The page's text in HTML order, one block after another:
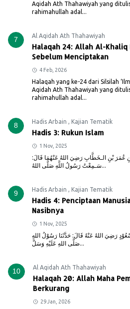
Aqidah Ath Thahawiyah yang
rahimahullah adal...
7 Al Aqidah Ath Thahawiyah
Halaqah 24: Allah Al-
Sebelum Menciptakan
4 Feb, 2026
Halaqah yang ke-24 dari Silsilah
Aqidah Ath Thahawiyah yang
rahimahullah adal...
8 Hadis Arbain , Kajian Tematik
Hadis 3: Rukun Islam
1 Nov, 2025
عُمَرَ بْنِ الـخَطَّابِ رَضِيَ اللهُ عَنْهُمَا قَالَ:
سَـمِعْتُ رَسُولُ اللَّهِ صَلَّى اللهُ...
9 Hadis Arbain , Kajian Tematik
Hadis 4: Penciptaan
Nasibnya
1 Nov, 2025
رَضِيَ اللهُ عَنْهُ قَالَ: حَدَّثَنَا رَسُوْلُ اللهِ
صَلَّى اللهِ عَلَيْهِ وَسَلَّ...
10 Al Aqidah Ath Thahawiyah
Halaqah 20: Allah Maha
Berkurang
29 Jan, 2026